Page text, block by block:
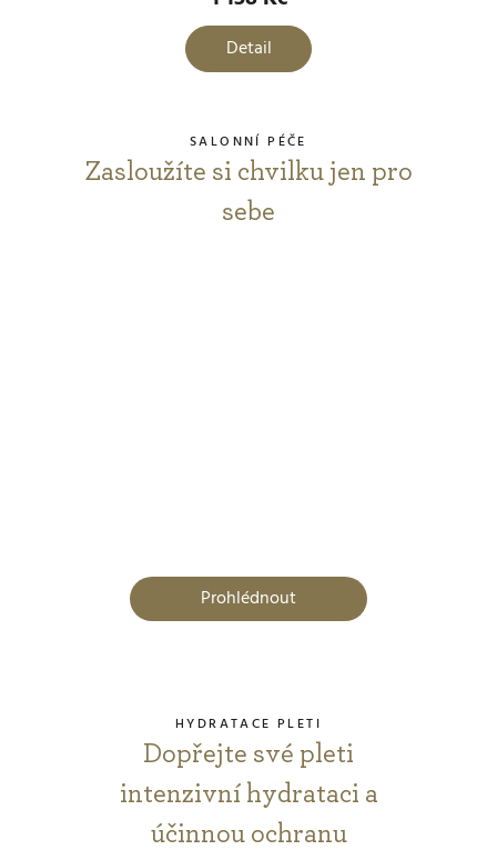
hvězdiček.
Detail
SALONNÍ PÉČE
Zasloužíte si chvilku jen pro
sebe
Prohlédnout
HYDRATACE PLETI
Dopřejte své pleti
intenzivní hydrataci a
účinnou ochranu